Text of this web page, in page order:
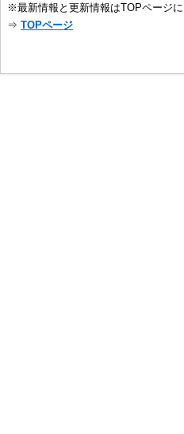
※最新情報と更新情報はTOPページに
⇒ TOPページ